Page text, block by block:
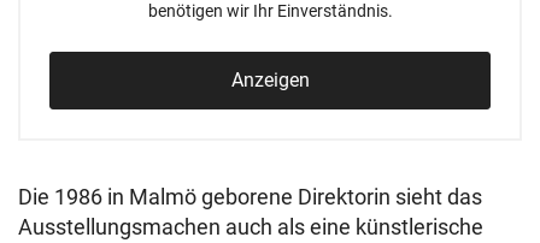
benötigen wir Ihr Einverständnis.
Anzeigen
Die 1986 in Malmö geborene Direktorin sieht das
Ausstellungsmachen auch als eine künstlerische